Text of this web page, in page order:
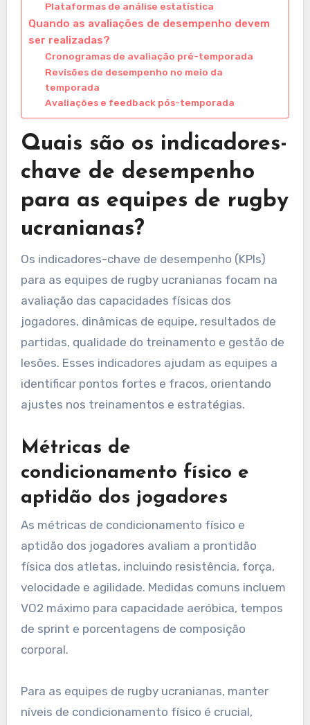
Plataformas de análise estatística
Quando as avaliações de desempenho devem
ser realizadas?
Cronogramas de avaliação pré-temporada
Revisões de desempenho no meio da
temporada
Avaliações e feedback pós-temporada
Quais são os indicadores-
chave de desempenho
para as equipes de rugby
ucranianas?
Os indicadores-chave de desempenho (KPIs)
para as equipes de rugby ucranianas focam na
avaliação das capacidades físicas dos
jogadores, dinâmicas de equipe, resultados de
partidas, qualidade do treinamento e gestão de
lesões. Esses indicadores ajudam as equipes a
identificar pontos fortes e fracos, orientando
ajustes nos treinamentos e estratégias.
Métricas de
condicionamento físico e
aptidão dos jogadores
As métricas de condicionamento físico e
aptidão dos jogadores avaliam a prontidão
física dos atletas, incluindo resistência, força,
velocidade e agilidade. Medidas comuns incluem
VO2 máximo para capacidade aeróbica, tempos
de sprint e porcentagens de composição
corporal.
Para as equipes de rugby ucranianas, manter
níveis de condicionamento físico é crucial,